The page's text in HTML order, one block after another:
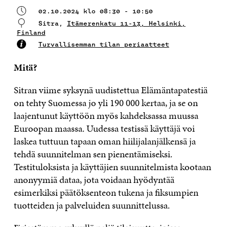
02.10.2024 klo 08:30 - 10:50
Sitra, Itämerenkatu 11-13, Helsinki,
Finland
Turvallisemman tilan periaatteet
Mitä?
Sitran viime syksynä uudistettua Elämäntapatestiä
on tehty Suomessa jo yli 190 000 kertaa, ja se on
laajentunut käyttöön myös kahdeksassa muussa
Euroopan maassa. Uudessa testissä käyttäjä voi
laskea tuttuun tapaan oman hiilijalanjälkensä ja
tehdä suunnitelman sen pienentämiseksi.
Testituloksista ja käyttäjien suunnitelmista kootaan
anonyymiä dataa, jota voidaan hyödyntää
esimerkiksi päätöksenteon tukena ja fiksumpien
tuotteiden ja palveluiden suunnittelussa.